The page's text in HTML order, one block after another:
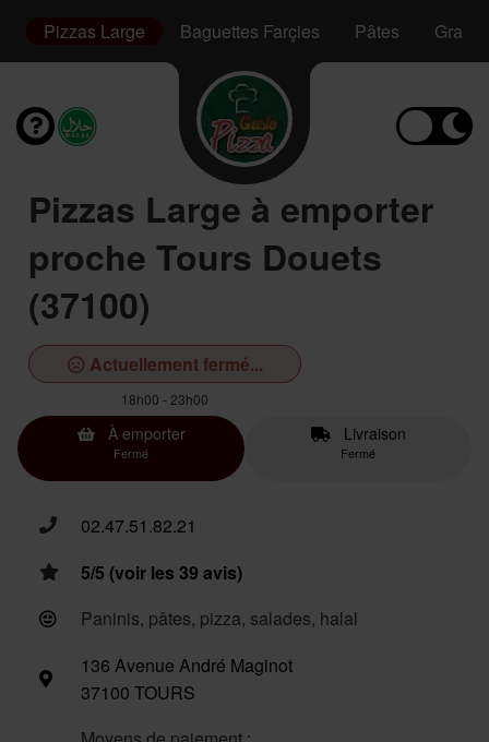
Pizzas Large Baguettes Farçies Pâtes Gratins
Pizzas Large à emporter
proche Tours Douets
(37100)
Actuellement fermé...
18h00 - 23h00
À emporter
Fermé
Livraison
Fermé
02.47.51.82.21
5/5 (voir les 39 avis)
Paninis, pâtes, pizza, salades, halal
136 Avenue André Maginot
37100 TOURS